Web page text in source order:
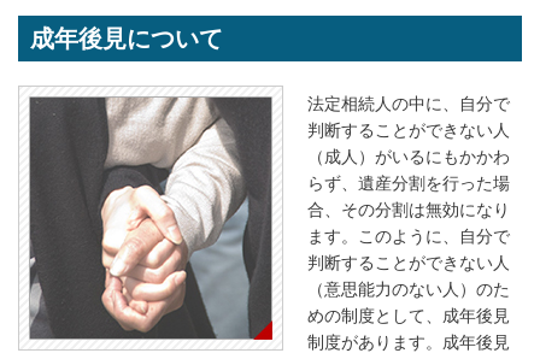
成年後見について
法定相続人の中に、自分で
判断することができない人
（成人）がいるにもかかわ
らず、遺産分割を行った場
合、その分割は無効になり
ます。このように、自分で
判断することができない人
（意思能力のない人）のた
めの制度として、成年後見
制度があります。成年後見